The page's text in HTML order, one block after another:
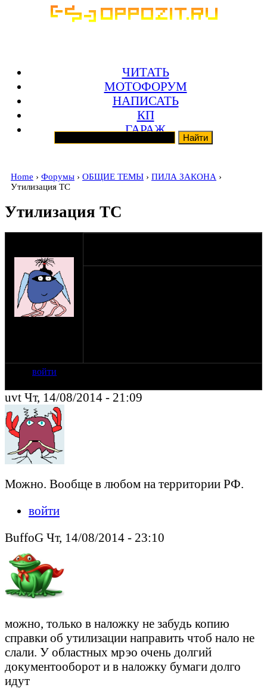
ЧИТАТЬ
МОТОФОРУМ
НАПИСАТЬ
КП
ГАРАЖ
Home › Форумы › ОБЩИЕ ТЕМЫ › ПИЛА ЗАКОНА ›
Утилизация ТС
Утилизация ТС
войти
uvt Чт, 14/08/2014 - 21:09
Можно. Вообще в любом на территории РФ.
войти
BuffoG Чт, 14/08/2014 - 23:10
можно, только в наложку не забудь копию
справки об утилизации направить чтоб нало не
слали. У областных мрэо очень долгий
документооборот и в наложку бумаги долго
идут